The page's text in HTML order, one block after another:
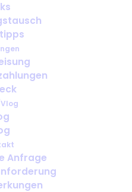
Anfrage
besondere